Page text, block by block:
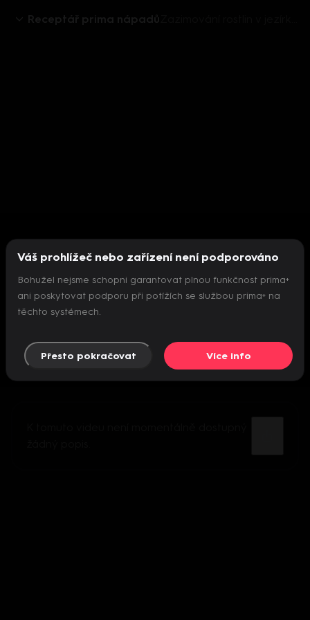
Receptář prima nápadů
Nepodařilo se inicializovat přehrávač
Váš prohlížeč nebo zařízení není podporováno
Bohužel nejsme schopni garantovat plnou funkčnost prima+
ani poskytovat podporu při potížích se službou prima+ na
těchto systémech.
Přesto pokračovat Více info